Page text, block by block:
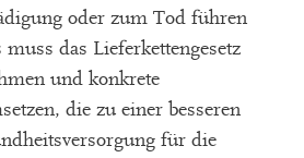
oder zum Tod führen
das Lieferkettengesetz
und konkrete
die zu einer besseren
für die